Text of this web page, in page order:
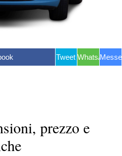
Tweet WhatsApp
prezzo e